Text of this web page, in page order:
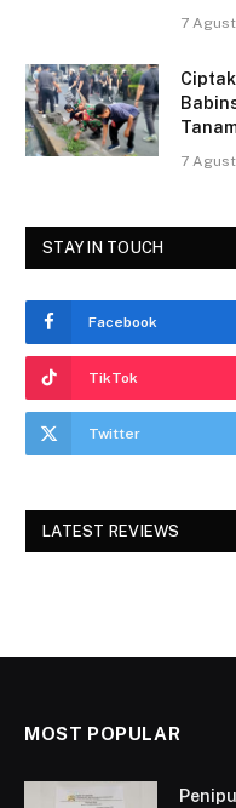
7
7
STAY IN TOUCH
Facebook
TikTok
Twitter
LATEST REVIEWS
MOST POPULAR